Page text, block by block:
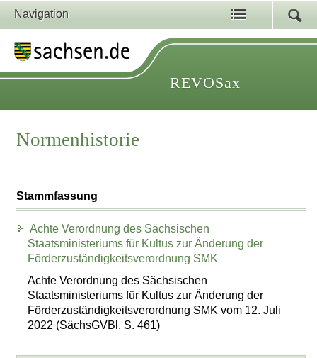
Navigation
REVOSax
Normenhistorie
Stammfassung
Achte Verordnung des Sächsischen
Staatsministeriums für Kultus zur Änderung der
Förderzuständigkeitsverordnung SMK
Achte Verordnung des Sächsischen
Staatsministeriums für Kultus zur Änderung der
Förderzuständigkeitsverordnung SMK vom 12. Juli
2022 (SächsGVBl. S. 461)